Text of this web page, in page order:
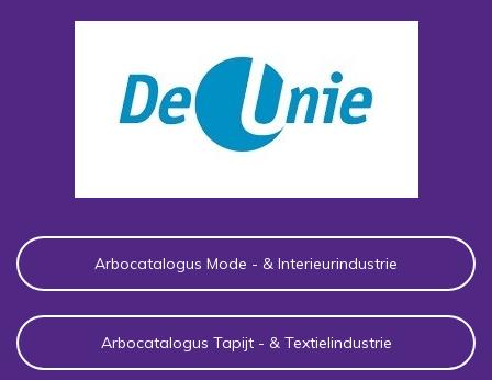
Arbocatalogus Mode - & Interieurindustrie
Arbocatalogus Tapijt - & Textielindustrie